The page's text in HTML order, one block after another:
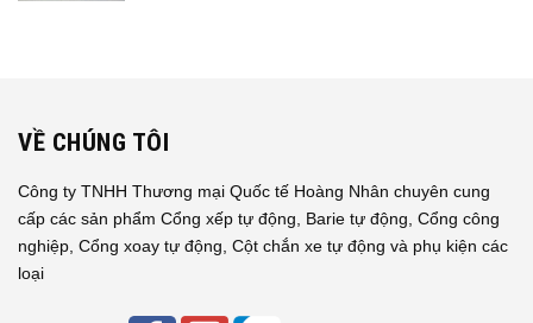
VỀ CHÚNG TÔI
Công ty TNHH Thương mại Quốc tế Hoàng Nhân chuyên cung
cấp các sản phẩm Cổng xếp tự động, Barie tự động, Cổng công
nghiệp, Cổng xoay tự động, Cột chắn xe tự động và phụ kiện các
loại